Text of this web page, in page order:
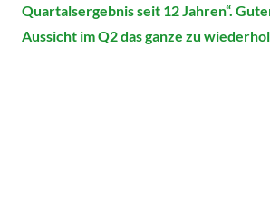
Quartalsergebnis seit 12 Jahren“.
Aussicht im Q2 das ganze zu